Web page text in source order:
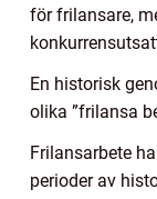
för frilansare,
En historisk
olika ”frilansa
Frilansarbete
perioder av